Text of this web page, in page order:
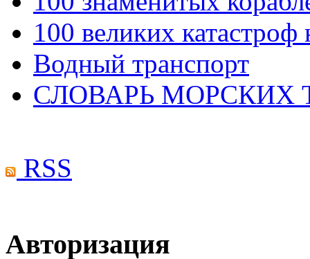
100 великих катастроф
Водный транспорт
СЛОВАРЬ МОРСКИХ
RSS
Авторизация